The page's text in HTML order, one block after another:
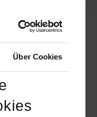
Über Cookies
Transportation –
Umfeld